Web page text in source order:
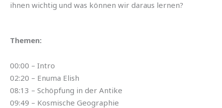
ihnen wichtig und was können wir daraus lernen?
Themen:
00:00 – Intro
02:20 – Enuma Elish
08:13 – Schöpfung in der Antike
09:49 – Kosmische Geographie